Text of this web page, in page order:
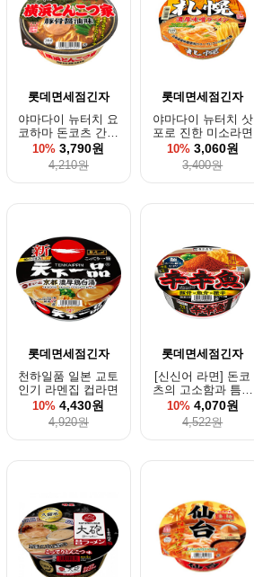
롯데면세점긴자
야마다이 뉴터치 요
코하마 돈코츠 간장
컵라면
10% 3,790원
4,210원
롯데면세점긴자
야마다이 뉴터치 삿
포로 진한 미소라면
10% 3,060원
3,400원
롯데면세점긴자
천하일품 일본 교토
인기 라멘집 컵라면
10% 4,430원
4,920원
롯데면세점긴자
[신신어 라면] 돈코
츠의 고소함과 틈새
라면의 매운 맛 136
g
10% 4,070원
4,522원